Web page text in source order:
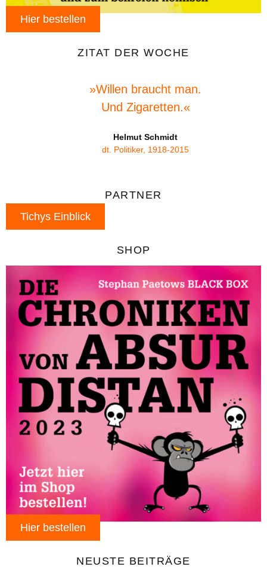
Hier bestellen
ZITAT DER WOCHE
»Willen braucht man.
Und Zigaretten.«
Helmut Schmidt
dt. Politiker, 1918-2015
PARTNER
Tichys Einblick
SHOP
Hier bestellen
NEUSTE BEITRÄGE